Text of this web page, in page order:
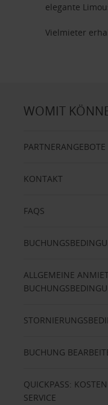
elegante
Vielmieter
WOMIT
PARTNERANGEBOTE
KONTAKT
FAQS
ALLGEMEINE
BUCHUNG
QUICKPASS:
SERVICE